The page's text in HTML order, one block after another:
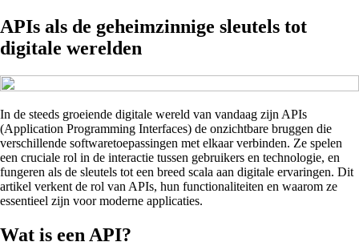
APIs als de geheimzinnige sleutels tot
digitale werelden
In de steeds groeiende digitale wereld van vandaag zijn APIs
(Application Programming Interfaces) de onzichtbare bruggen die
verschillende softwaretoepassingen met elkaar verbinden. Ze spelen
een cruciale rol in de interactie tussen gebruikers en technologie, en
fungeren als de sleutels tot een breed scala aan digitale ervaringen. Dit
artikel verkent de rol van APIs, hun functionaliteiten en waarom ze
essentieel zijn voor moderne applicaties.
Wat is een API?